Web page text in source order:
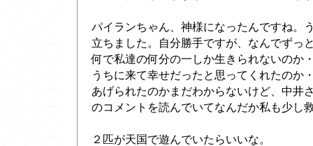
パイランちゃん、神様になったんですね。
立ちました。自分勝手ですが、なんでずっ
何で私達の何分の一しか生きられないのか
うちに来て幸せだったと思ってくれたのか
あげられたのかまだわからないけど、中井
のコメントを読んでいてなんだか私も少し
２匹が天国で遊んでいたらいいな。